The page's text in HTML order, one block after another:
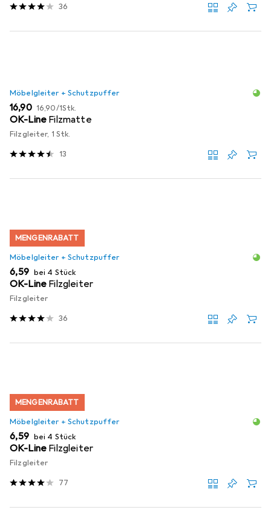
36
Möbelgleiter + Schutzpuffer
EUR
16,90 EUR
16,90/1Stk.
OK-Line Filzmatte
Filzgleiter, 1 Stk.
13
MENGENRABATT
Möbelgleiter + Schutzpuffer
EUR
6,59 bei 4 Stück
OK-Line Filzgleiter
Filzgleiter
36
MENGENRABATT
Möbelgleiter + Schutzpuffer
EUR
6,59 bei 4 Stück
OK-Line Filzgleiter
Filzgleiter
77